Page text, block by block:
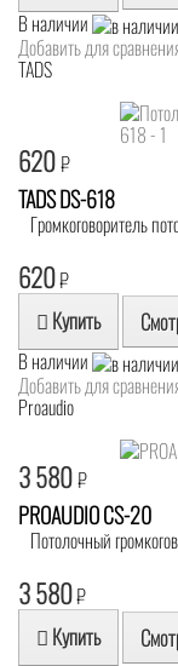
В наличии
Добавить для
TADS
620₽
TADS DS-618
Громкоговоритель
620₽
Купить
В наличии
Добавить для
Proaudio
3 580₽
PROAUDIO CS-20
Потолочный
3 580₽
Купить